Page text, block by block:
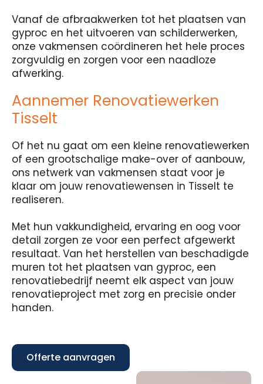
Vanaf de afbraakwerken tot het plaatsen van
gyproc en het uitvoeren van schilderwerken,
onze vakmensen coördineren het hele proces
zorgvuldig en zorgen voor een naadloze
afwerking.
Aannemer Renovatiewerken
Tisselt
Of het nu gaat om een kleine renovatiewerken
of een grootschalige make-over of aanbouw,
ons netwerk van vakmensen staat voor je
klaar om jouw renovatiewensen in Tisselt te
realiseren.
Met hun vakkundigheid, ervaring en oog voor
detail zorgen ze voor een perfect afgewerkt
resultaat. Van het herstellen van beschadigde
muren tot het plaatsen van gyproc, een
renovatiebedrijf neemt elk aspect van jouw
renovatieproject met zorg en precisie onder
handen.
Offerte aanvragen